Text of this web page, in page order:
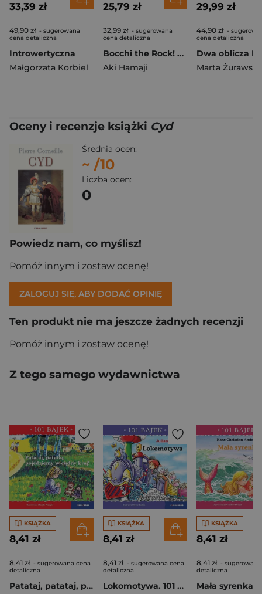
33,39 zł
49,90 zł - sugerowana
cena detaliczna
Introwertyczna
Małgorzata Korbiel
25,79 zł
32,99 zł - sugerowana
cena detaliczna
Bocchi the Rock! Tom 4
Aki Hamaji
29,99 zł
44,90 zł -
cena detaliczna
Marta Żurawska
Oceny i recenzje książki Cyd
Średnia ocen:
~ /10
Liczba ocen:
0
Powiedz nam, co myślisz!
Pomóż innym i zostaw ocenę!
ZALOGUJ SIĘ, ABY DODAĆ OPINIĘ
Ten produkt nie ma jeszcze żadnych recenzji
Pomóż innym i zostaw ocenę!
Z tego samego wydawnictwa
KSIĄŻKA
8,41 zł
8,41 zł - sugerowana cena
detaliczna
Patataj, patataj, pojedziemy w cudny kraj! 101 bajek
KSIĄŻKA
8,41 zł
8,41 zł - sugerowana cena
detaliczna
Lokomotywa. 101 bajek
KSIĄŻKA
8,41 zł
8,41 zł -
detaliczna